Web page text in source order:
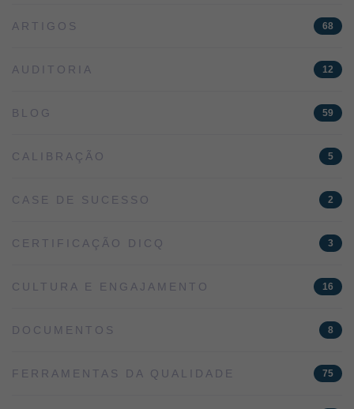
ARTIGOS 68
AUDITORIA 12
BLOG 59
CALIBRAÇÃO 5
CASE DE SUCESSO 2
CERTIFICAÇÃO DICQ 3
CULTURA E ENGAJAMENTO 16
DOCUMENTOS 8
FERRAMENTAS DA QUALIDADE 75